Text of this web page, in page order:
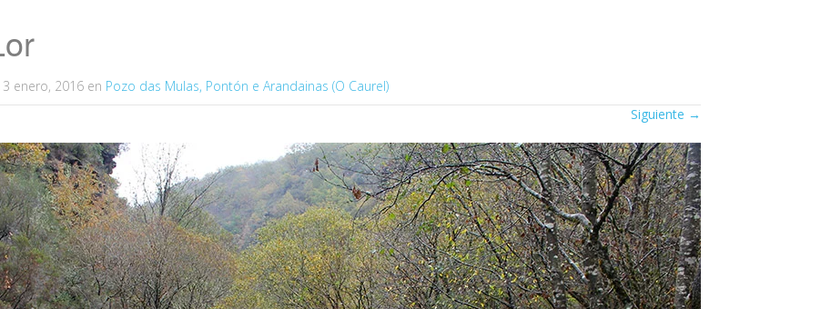
3 enero, 2016 en Pozo das Mulas, Pontón e Arandainas (O Caurel)
Siguiente →